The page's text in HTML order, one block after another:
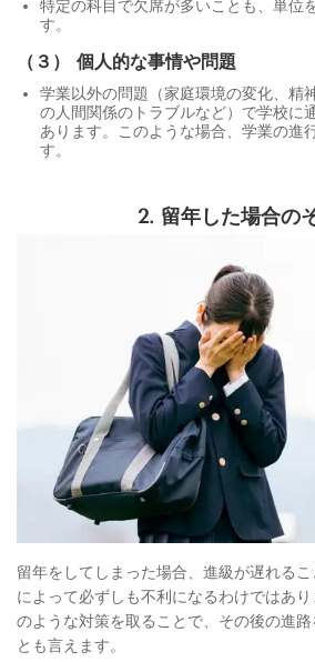
特定の科目で欠席が多いことも、単位
す。
（３） 個人的な事情や問題
学業以外の問題（家庭環境の変化、精
の人間関係のトラブルなど）で学校に
あります。このような場合、学業の進
す。
2. 留年した場合の
留年をしてしまった場合、進級が遅れる
によって必ずしも不利になるわけではあ
のような対策を取ることで、その後の進
とも言えます。